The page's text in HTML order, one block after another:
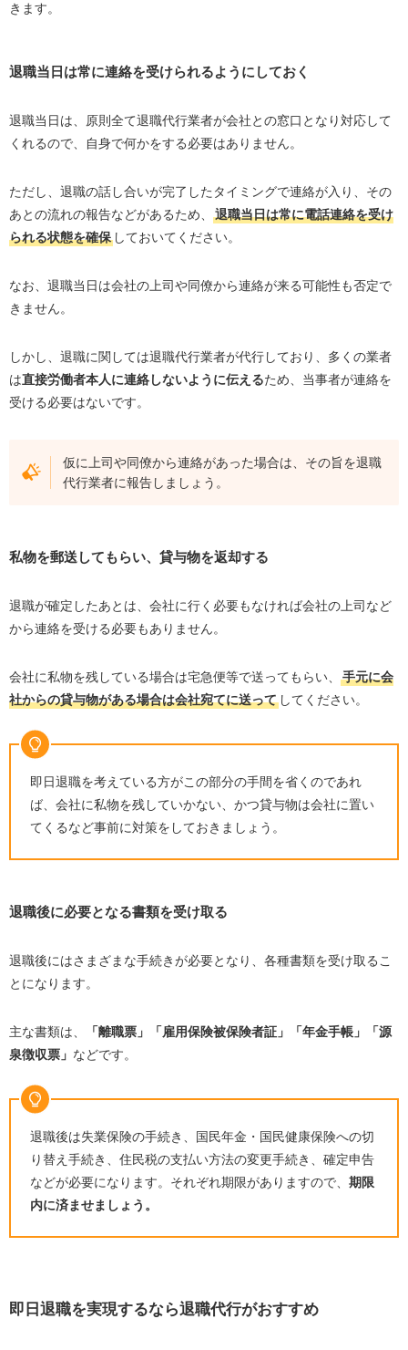
きます。
退職当日は常に連絡を受けられるようにしておく
退職当日は、原則全て退職代行業者が会社との窓口となり対応して
くれるので、自身で何かをする必要はありません。
ただし、退職の話し合いが完了したタイミングで連絡が入り、その
あとの流れの報告などがあるため、
退職当日は常に電話連絡を受け
られる状態を確保しておいてください。
なお、退職当日は会社の上司や同僚から連絡が来る可能性も否定で
きません。
しかし、退職に関しては退職代行業者が代行しており、多くの業者
は直接労働者本人に連絡しないように伝えるため、当事者が連絡を
受ける必要はないです。
仮に上司や同僚から連絡があった場合は、その旨を退職
代行業者に報告しましょう。
私物を郵送してもらい、貸与物を返却する
退職が確定したあとは、会社に行く必要もなければ会社の上司など
から連絡を受ける必要もありません。
会社に私物を残している場合は宅急便等で送ってもらい、
手元に会
社からの貸与物がある場合は会社宛てに送ってしてください。
即日退職を考えている方がこの部分の手間を省くのであれ
ば、会社に私物を残していかない、かつ貸与物は会社に置い
てくるなど事前に対策をしておきましょう。
退職後に必要となる書類を受け取る
退職後にはさまざまな手続きが必要となり、各種書類を受け取るこ
とになります。
主な書類は、
「離職票」「雇用保険被保険者証」「年金手帳」「源
泉徴収票」 などです。
退職後は失業保険の手続き、国民年金・国民健康保険への切
り替え手続き、住民税の支払い方法の変更手続き、確定申告
などが必要になります。それぞれ期限がありますので、 期限
内に済ませましょう。
即日退職を実現するなら退職代行がおすすめ